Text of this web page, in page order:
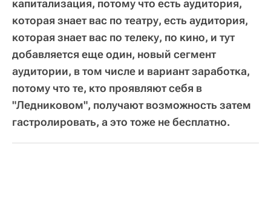
капитализация, потому что есть аудитория,
которая знает вас по театру, есть аудитория,
которая знает вас по телеку, по кино, и тут
добавляется еще один, новый сегмент
аудитории, в том числе и вариант заработка,
потому что те, кто проявляют себя в
"Ледниковом", получают возможность затем
гастролировать, а это тоже не бесплатно.